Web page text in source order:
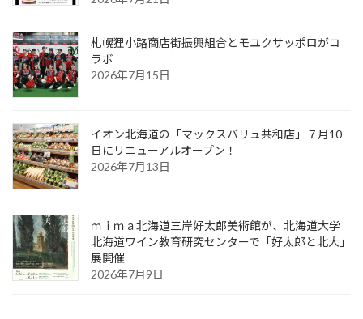
札幌狸小路商店街振興組合とモユクサッポロがコ
ラボ
2026年7月15日
イオン北海道の「マックスバリュ共和店」７月10
日にリニューアルオープン！
2026年7月13日
ｍｉｍａ北海道三岸好太郎美術館が、北海道大学
北海道ワイン教育研究センターで「好太郎と北大」
展開催
2026年7月9日